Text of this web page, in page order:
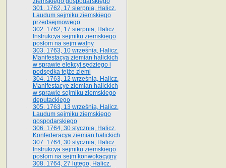
301. 1762, 17 sierpnia, Halicz.
Laudum sejmiku ziemskiego
przedsejmowego
302. 1762, 17 sierpnia, Halicz.
Instrukcya sejmiku ziemskiego
posłom na sejm walny
303. 1763, 10 września, Halicz.
Manifestacya ziemian halickich
w sprawie elekcyi sędziego i
podsędka tejże ziemi
304. 1763, 12 września, Halicz.
Manifestacye ziemian halickich
w sprawie sejmiku ziemskiego
deputackiego
305. 1763, 13 września, Halicz.
Laudum sejmiku ziemskiego
gospodarskiego
306. 1764, 30 stycznia, Halicz.
Konfederacya ziemian halickich
307. 1764, 30 stycznia, Halicz.
Instrukcya sejmiku ziemskiego
posłom na sejm konwokacyjny
308. 1764, 27 lutego, Halicz.